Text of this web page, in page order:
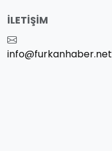
İLETIŞIM
info@furkanhaber.net